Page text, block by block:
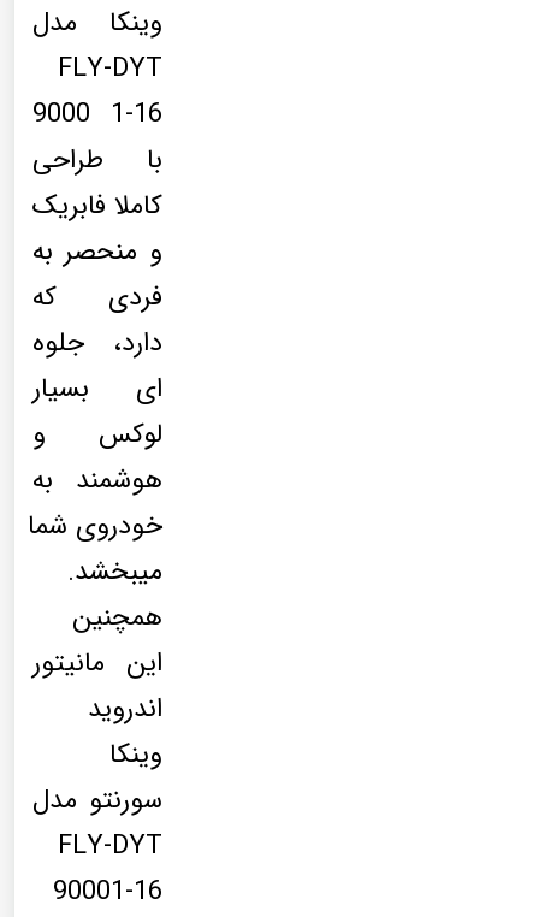
وینکا مدل
FLY-DYT
9000 1-16
با طراحی
کاملا فابریک
و منحصر به
فردی که
دارد، جلوه
ای بسیار
لوکس و
هوشمند به
خودروی شما
میبخشد.
همچنین
این مانیتور
اندروید
وینکا
سورنتو مدل
FLY-DYT
90001-16